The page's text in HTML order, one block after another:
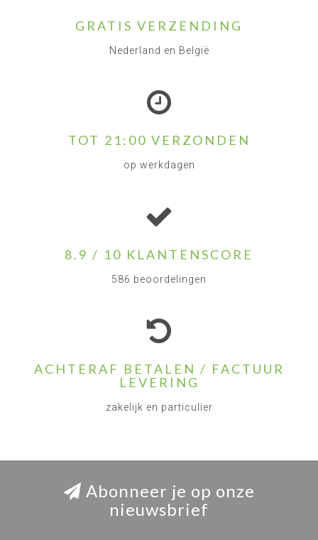
GRATIS VERZENDING
Nederland en België
TOT 21:00 VERZONDEN
op werkdagen
8.9 / 10 KLANTENSCORE
586 beoordelingen
ACHTERAF BETALEN / FACTUUR
LEVERING
zakelijk en particulier
Abonneer je op onze
nieuwsbrief